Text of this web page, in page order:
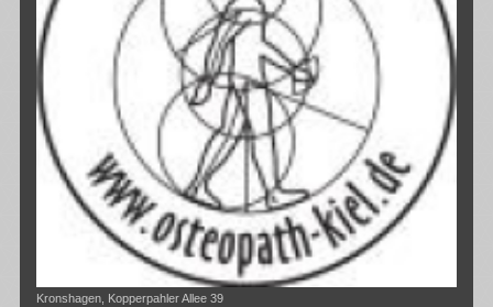
Kronshagen, Kopperpahler Allee 39